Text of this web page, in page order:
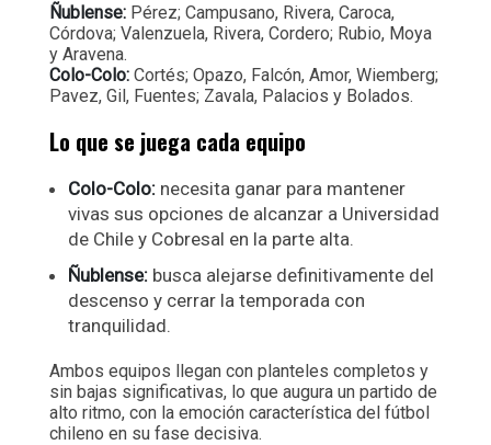
Ñublense: Pérez; Campusano, Rivera, Caroca,
Córdova; Valenzuela, Rivera, Cordero; Rubio, Moya
y Aravena.
Colo-Colo: Cortés; Opazo, Falcón, Amor, Wiemberg;
Pavez, Gil, Fuentes; Zavala, Palacios y Bolados.
Lo que se juega cada equipo
Colo-Colo: necesita ganar para mantener
vivas sus opciones de alcanzar a Universidad
de Chile y Cobresal en la parte alta.
Ñublense: busca alejarse definitivamente del
descenso y cerrar la temporada con
tranquilidad.
Ambos equipos llegan con planteles completos y
sin bajas significativas, lo que augura un partido de
alto ritmo, con la emoción característica del fútbol
chileno en su fase decisiva.